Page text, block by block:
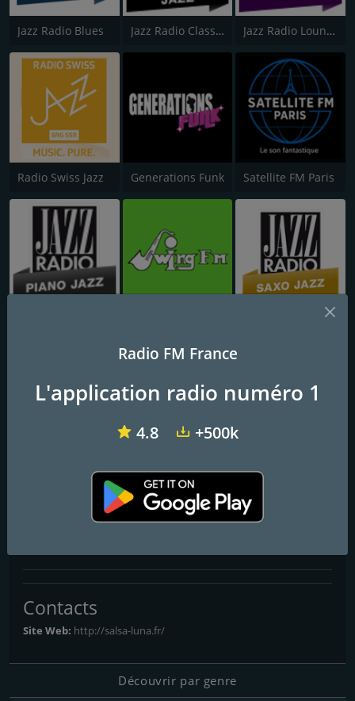
Jazz Radio Blues Jazz Radio Classic Jazz Jazz Radio Lounge
Radio Swiss Jazz Generations Funk Satellite FM Paris
Jazz Radio Soul Jazz Radio Latin Jazz Nostalgie Blues
abcjazzlatina
Contacts
Site Web: http://salsa-luna.fr/
Découvrir par genre
Radio FM France
L'application radio numéro 1
4.8 +500k